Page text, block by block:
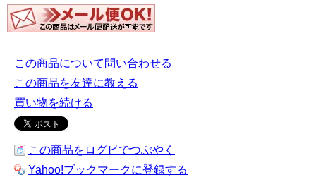
この商品について問い合わせる
この商品を友達に教える
買い物を続ける
この商品をログピでつぶやく
Yahoo!ブックマークに登録する